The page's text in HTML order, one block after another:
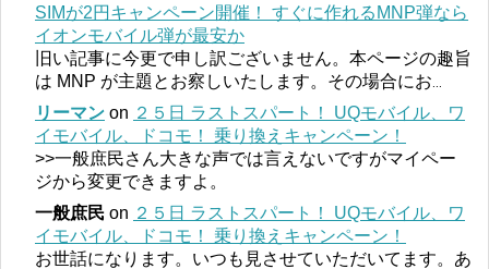
SIMが2円キャンペーン開催！ すぐに作れるMNP弾なら
イオンモバイル弾が最安か
旧い記事に今更で申し訳ございません。本ページの趣旨
は MNP が主題とお察しいたします。その場合にお
リーマン on ２５日 ラストスパート！ UQモバイル、ワ
イモバイル、ドコモ！ 乗り換えキャンペーン！
>>一般庶民さん大きな声では言えないですがマイペー
ジから変更できますよ。
一般庶民 on ２５日 ラストスパート！ UQモバイル、ワ
イモバイル、ドコモ！ 乗り換えキャンペーン！
お世話になります。いつも見させていただいてます。あ